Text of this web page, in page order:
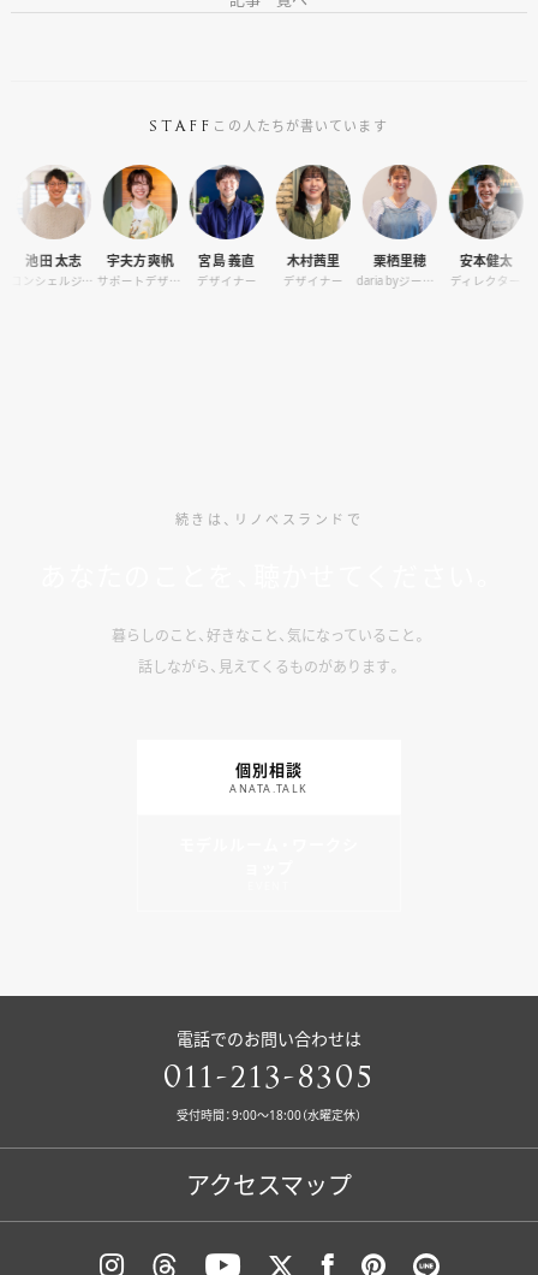
STAFF この人たちが書いています
太志
コンシェルジュ・カメラマン
宇夫方爽帆
サポートデザイナー
宮島 義直
デザイナー
木村茜里
デザイナー
栗栖里穂
daria byジーバーFOOD マネージャー
安本健太
ディレクター
小
デザ
続きは、リノベスランドで
暮らしのこと、好きなこと、気になっていること。
話しながら、見えてくるものがあります。
個別相談
ANATA.TALK
電話でのお問い合わせは
011-213-8305
受付時間：9:00〜18:00（水曜定休）
アクセスマップ